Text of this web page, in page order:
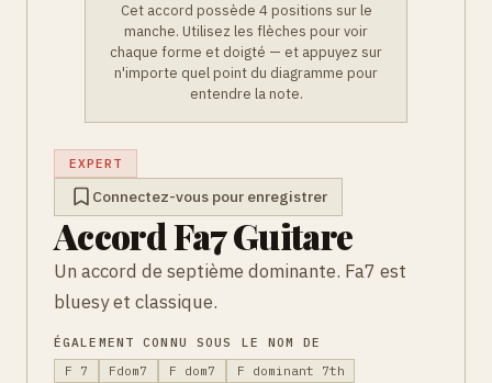
Cet accord possède 4 positions sur le
manche. Utilisez les flèches pour voir
chaque forme et doigté — et appuyez sur
n'importe quel point du diagramme pour
entendre la note.
EXPERT
Connectez-vous pour enregistrer
Accord Fa7 Guitare
Un accord de septième dominante. Fa7 est
bluesy et classique.
ÉGALEMENT CONNU SOUS LE NOM DE
F 7
Fdom7 F dom7
F dominant 7th